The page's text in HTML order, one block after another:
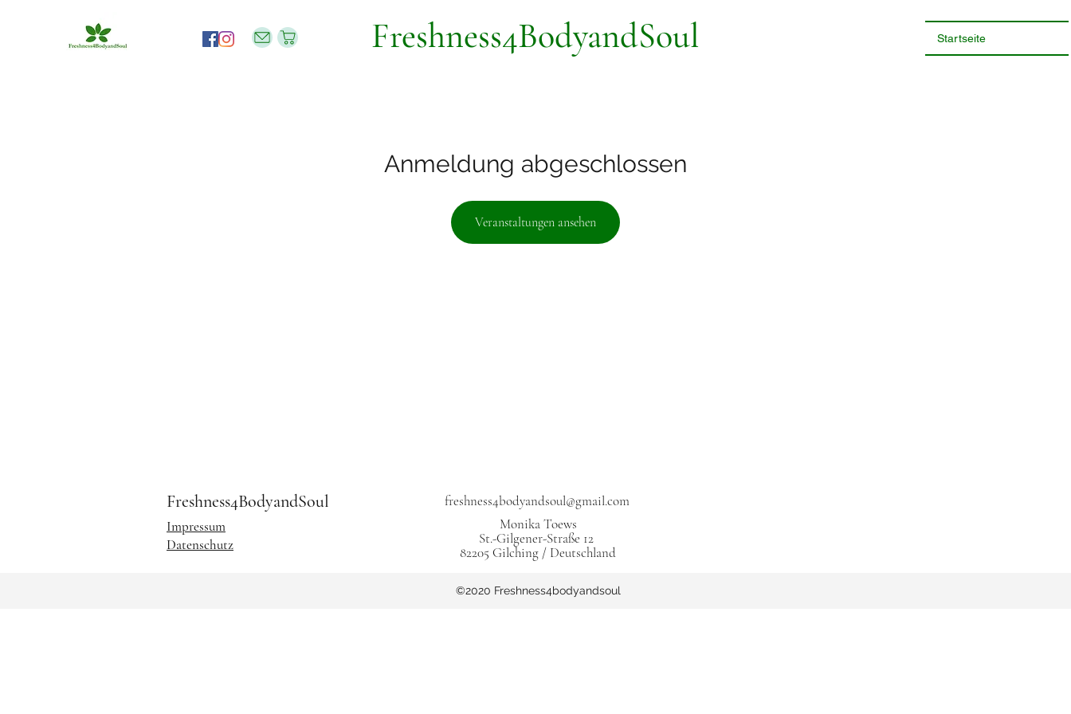
Freshness4BodyandSoul Startseite
Anmeldung abgeschlossen
Veranstaltungen ansehen
Freshness4BodyandSoul
Impressum
Datenschutz
freshness4bodyandsoul@gmail.com
Monika Toews
St.-Gilgener-Straße 12
82205 Gilching / Deutschland
©2020 Freshness4bodyandsoul